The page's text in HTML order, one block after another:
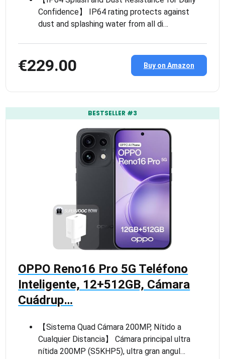
Confidence】 IP64 rating protects against
dust and splashing water from all di…
€229.00 Buy on Amazon
BESTSELLER #3
OPPO Reno16 Pro 5G Teléfono
Inteligente, 12+512GB, Cámara
Cuádrup…
【Sistema Quad Cámara 200MP, Nítido a
Cualquier Distancia】 Cámara principal ultra
nítida 200MP (S5KHP5), ultra gran angul…